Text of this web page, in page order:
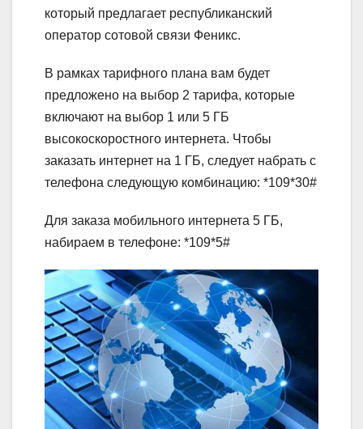
который предлагает республиканский
оператор сотовой связи Феникс.
В рамках тарифного плана вам будет
предложено на выбор 2 тарифа, которые
включают на выбор 1 или 5 ГБ
высокоскоростного интернета. Чтобы
заказать интернет на 1 ГБ, следует набрать с
телефона следующую комбинацию: *109*30#
Для заказа мобильного интернета 5 ГБ,
набираем в телефоне: *109*5#